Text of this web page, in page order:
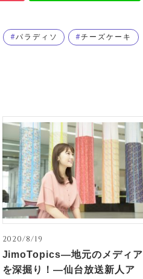
パラディソ チーズケーキ
2020/8/19
JimoTopics—地元のメディア
を深掘り！—仙台放送新人ア